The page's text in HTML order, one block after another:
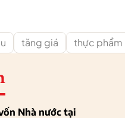
tăng giá thực phẩm
Nhà nước tại